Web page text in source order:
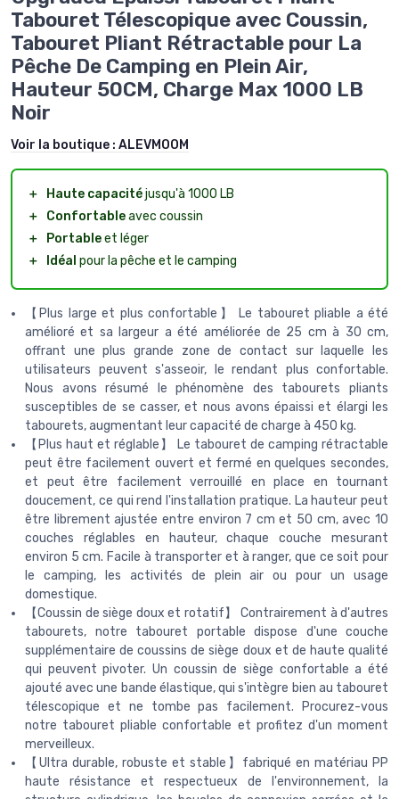
Tabouret Télescopique avec Coussin,
Tabouret Pliant Rétractable pour La
Pêche De Camping en Plein Air,
Hauteur 50CM, Charge Max 1000 LB
Noir
Voir la boutique : ALEVMOOM
＋ Haute capacitéjusqu'à 1000 LB
＋
Confortableavec coussin
＋
Portableet léger
＋
Idéal pour la pêche et le camping
【Plus large et plus confortable】 Le tabouret pliable a été
amélioré et sa largeur a été améliorée de 25 cm à 30 cm,
offrant une plus grande zone de contact sur laquelle les
utilisateurs peuvent s'asseoir, le rendant plus confortable.
Nous avons résumé le phénomène des tabourets pliants
susceptibles de se casser, et nous avons épaissi et élargi les
tabourets, augmentant leur capacité de charge à 450 kg.
【Plus haut et réglable】 Le tabouret de camping rétractable
peut être facilement ouvert et fermé en quelques secondes,
et peut être facilement verrouillé en place en tournant
doucement, ce qui rend l'installation pratique. La hauteur peut
être librement ajustée entre environ 7 cm et 50 cm, avec 10
couches réglables en hauteur, chaque couche mesurant
environ 5 cm. Facile à transporter et à ranger, que ce soit pour
le camping, les activités de plein air ou pour un usage
domestique.
【Coussin de siège doux et rotatif】 Contrairement à d'autres
tabourets, notre tabouret portable dispose d'une couche
supplémentaire de coussins de siège doux et de haute qualité
qui peuvent pivoter. Un coussin de siège confortable a été
ajouté avec une bande élastique, qui s'intègre bien au tabouret
télescopique et ne tombe pas facilement. Procurez-vous
notre tabouret pliable confortable et profitez d'un moment
merveilleux.
【Ultra durable, robuste et stable】fabriqué en matériau PP
haute résistance et respectueux de l'environnement, la